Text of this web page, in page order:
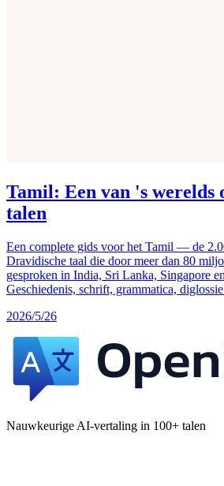
Tamil: Een van 's werelds
talen
Een complete gids voor het Tamil — de
Dravidische taal die door meer dan 80
gesproken in India, Sri Lanka, Singapore
Geschiedenis, schrift, grammatica,
2026/5/26
Nauwkeurige AI-vertaling in 100+ talen